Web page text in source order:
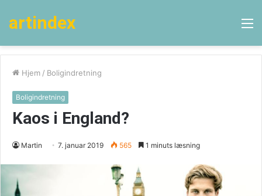
artindex
Hjem / Boligindretning
Boligindretning
Kaos i England?
Martin 7. januar 2019 565 1 minuts læsning